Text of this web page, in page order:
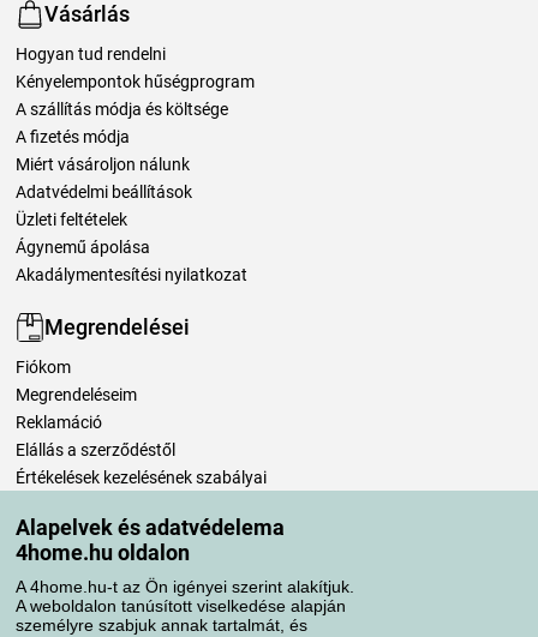
Alapelvek és adatvédelema
4home.hu oldalon
A 4home.hu-t az Ön igényei szerint alakítjuk.
A weboldalon tanúsított viselkedése alapján
személyre szabjuk annak tartalmát, és
Vásárlás
Hogyan tud rendelni
Kényelempontok hűségprogram
A szállítás módja és költsége
A fizetés módja
Miért vásároljon nálunk
Adatvédelmi beállítások
Üzleti feltételek
Ágynemű ápolása
Akadálymentesítési nyilatkozat
Megrendelései
Fiókom
Megrendeléseim
Reklamáció
Elállás a szerződéstől
Értékelések kezelésének szabályai
Szállítási módok
Fizetési módok